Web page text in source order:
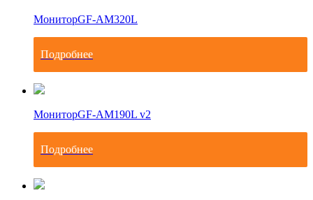
МониторGF-AM320L
Подробнее
МониторGF-AM190L v2
Подробнее